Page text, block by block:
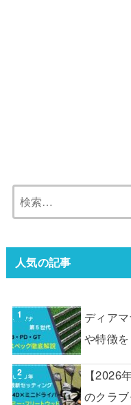
人気の記事
ディア
や特徴
【2026
のクラ